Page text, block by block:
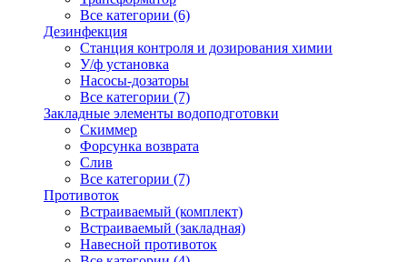
Все категории (6)
Дезинфекция
Станция контроля и дозирования химии
У/ф установка
Насосы-дозаторы
Все категории (7)
Закладные элементы водоподготовки
Скиммер
Форсунка возврата
Слив
Все категории (7)
Противоток
Встраиваемый (комплект)
Встраиваемый (закладная)
Навесной противоток